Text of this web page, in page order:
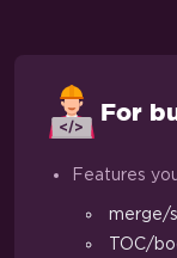
For
Features
merge/
TOC/